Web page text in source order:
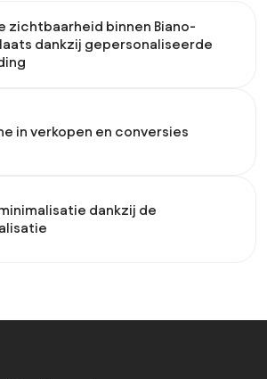
zichtbaarheid binnen Biano-
dankzij gepersonaliseerde
in verkopen en conversies
dankzij de